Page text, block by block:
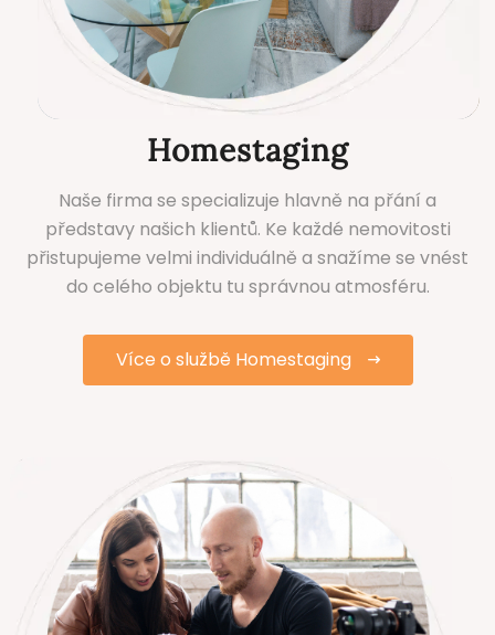
Homestaging
Naše firma se specializuje hlavně na přání a
představy našich klientů. Ke každé nemovitosti
přistupujeme velmi individuálně a snažíme se vnést
do celého objektu tu správnou atmosféru.
Více o službě Homestaging